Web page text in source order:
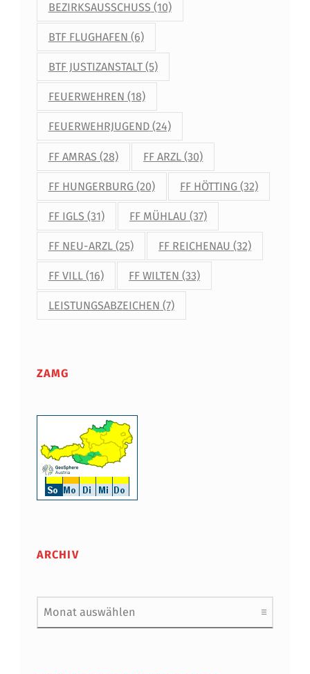
BEZIRKSAUSSCHUSS (10)
BTF FLUGHAFEN (6)
BTF JUSTIZANSTALT(5)
FEUERWEHREN (18)
FEUERWEHRJUGEND(24)
FF AMRAS (28) FF ARZL (30)
FF HUNGERBURG(20) FF HÖTTING (32)
FF IGLS (31) FF MÜHLAU (37)
FF NEU-ARZL(25) FF REICHENAU (32)
FF VILL(16) FF WILTEN (33)
LEISTUNGSABZEICHEN (7)
ZAMG
ARCHIV
Archiv